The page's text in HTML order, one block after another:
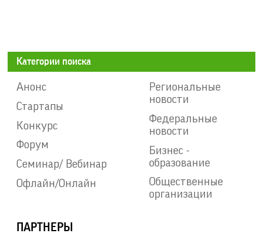
Категории поиска
Анонс
Стартапы
Конкурс
Форум
Семинар/ Вебинар
Офлайн/Онлайн
Региональные
новости
Федеральные
новости
Бизнес -
образование
Общественные
организации
ПАРТНЕРЫ